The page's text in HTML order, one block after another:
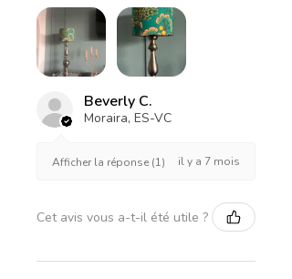
Beverly C.
Moraira, ES-VC
Afficher la réponse (1) il y a 7 mois
Cet avis vous a-t-il été utile ?